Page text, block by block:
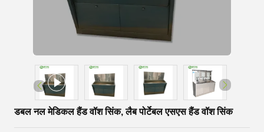
डबल नल मेडिकल हैंड वॉश सिंक, लैब पोर्टेबल एसएस हैंड वॉश सिंक